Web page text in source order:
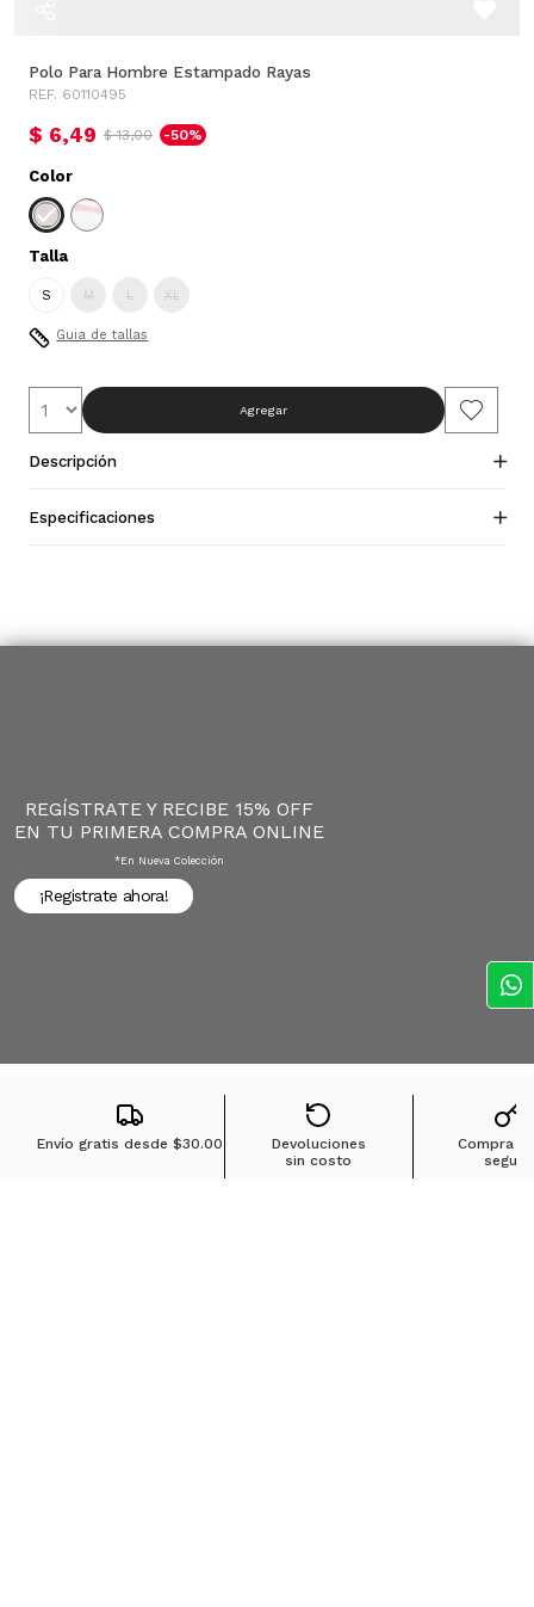
Polo Para Hombre Estampado Rayas
REF. 60110495
$ 6,49 $ 13,00 -50%
Color
Talla
S M L XL
Guia de tallas
Agregar
Descripción
Especificaciones
REGÍSTRATE Y RECIBE 15% OFF
EN TU PRIMERA COMPRA ONLINE
*en Nueva Colección
¡Registrate ahora!
Envío gratis desde$30.00
Devoluciones
sin costo
Compra
segura